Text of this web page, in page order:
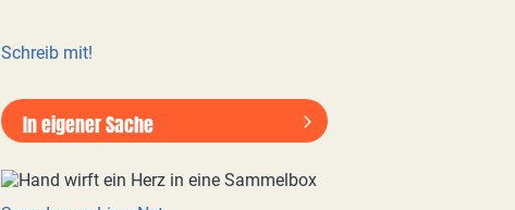
Schreib mit!
In eigener Sache